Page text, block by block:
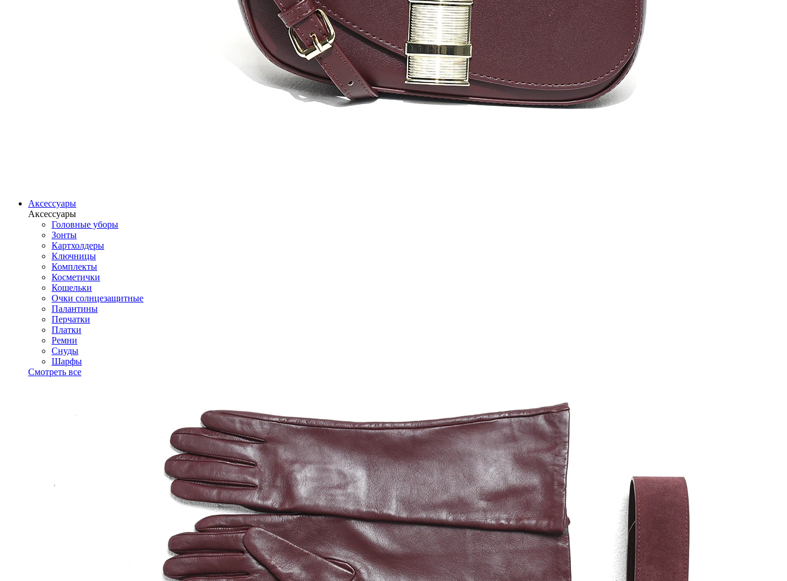
Аксессуары
Аксессуары
Головные уборы
Зонты
Картхолдеры
Ключницы
Комплекты
Косметички
Кошельки
Очки солнцезащитные
Палантины
Перчатки
Платки
Ремни
Снуды
Шарфы
Смотреть все